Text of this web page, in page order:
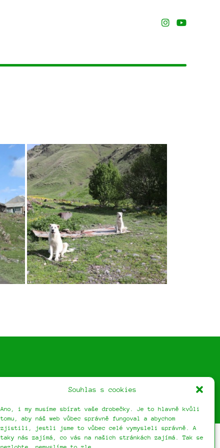
Souhlas s cookies
Ano, i my musíme sbírat vaše drobečky. Je to hlavně kvůli
tomu, aby náš web vůbec správně fungoval a abychom
zjistili, jestli jsme to vůbec celé vymysleli správně. A
taky nás zajímá, co vás na našich stránkách zajímá. Tak se